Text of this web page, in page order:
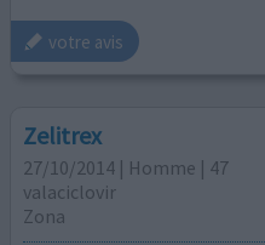
votre avis
Zelitrex
27/10/2014 | Homme | 47
valaciclovir
Zona